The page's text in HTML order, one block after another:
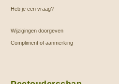
Heb je een vraag?
Wijzigingen doorgeven
Compliment of aanmerking